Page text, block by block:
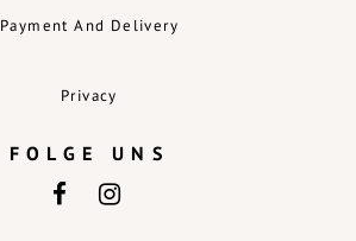
Payment And Delivery
Privacy
FOLGE UNS